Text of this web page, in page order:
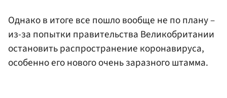
Однако в итоге все пошло вообще не по плану –
из-за попытки правительства Великобритании
остановить распространение коронавируса,
особенно его нового очень заразного штамма.